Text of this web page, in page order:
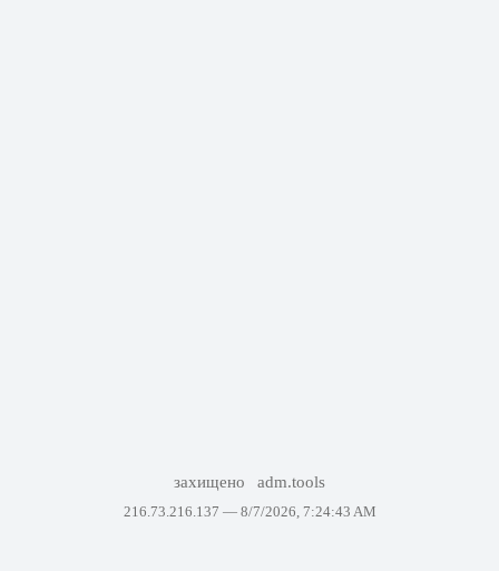
захищено adm.tools
216.73.216.137 — 8/7/2026, 7:24:43 AM